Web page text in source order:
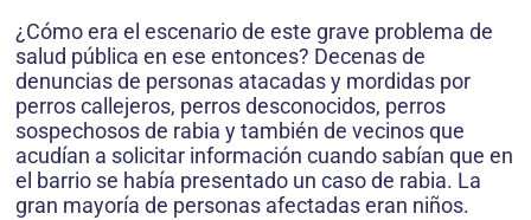
¿Cómo era el escenario de este grave problema de
salud pública en ese entonces? Decenas de
denuncias de personas atacadas y mordidas por
perros callejeros, perros desconocidos, perros
sospechosos de rabia y también de vecinos que
acudían a solicitar información cuando sabían que en
el barrio se había presentado un caso de rabia. La
gran mayoría de personas afectadas eran niños.